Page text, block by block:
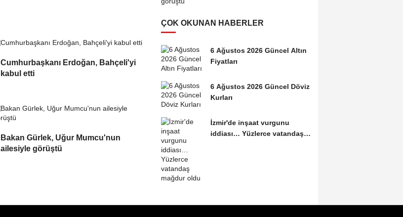
Cumhurbaşkanı Erdoğan, Bahçeli'yi
kabul etti
Bakan Gürlek, Uğur Mumcu'nun
ailesiyle görüştü
ÇOK OKUNAN HABERLER
6 Ağustos 2026 Güncel Altın
Fiyatları
6 Ağustos 2026 Güncel Döviz
Kurları
İzmir'de inşaat vurgunu
iddiası… Yüzlerce vatandaş